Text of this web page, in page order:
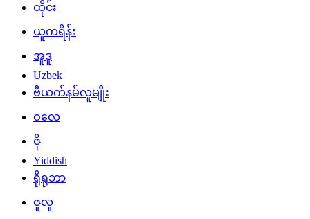
ထိုင်း
ယူကရိန်း
အူဒူ
Uzbek
ဗီယက်နမ်လူမျိုး
ဝလေ
ဇို
Yiddish
ရိုရုဘာ
ဇူလူ